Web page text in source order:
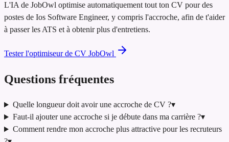
L'IA de JobOwl optimise automatiquement tout ton CV pour des
postes de Ios Software Engineer, y compris l'accroche, afin de t'aider
à passer les ATS et à obtenir plus d'entretiens.
Tester l'optimiseur de CV JobOwl
Questions fréquentes
Quelle longueur doit avoir une accroche de CV ?▾
Faut-il ajouter une accroche si je débute dans ma carrière ?▾
Comment rendre mon accroche plus attractive pour les recruteurs